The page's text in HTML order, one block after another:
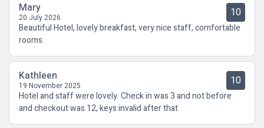
Mary
20 July 2026 10
Beautiful Hotel, lovely breakfast, very nice staff, comfortable
rooms.
Kathleen
19 November 2025 10
Hotel and staff were lovely. Check in was 3 and not before
and checkout was 12, keys invalid after that